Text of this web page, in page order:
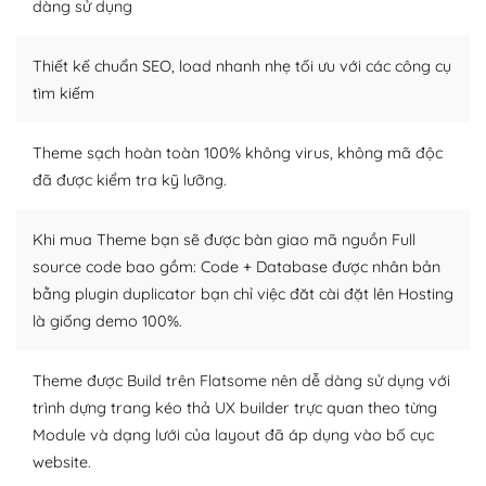
– Sở hữu một cộng đồng lớn, sẵn sàng hỗ trợ
người cuồng tín WordPress.
kiếm những cộng đồng WordPress, họ sẽ giúp bạn trả
lời, giải đáp vấn đề của bạn.
Cộng đồng sử dụng WordPress sẵn sàng hỗ trợ bạn
Plugin mở rộng là thành phần cài đặt thêm vào
WordPress để tăng thêm các tính năng cần thiết. Có
nhiều plugin trả phí hoặc miễn phí.
dàng sử dụng
Thiết kế chuẩn SEO, load nhanh nhẹ tối ưu với các công cụ
tìm kiếm
Theme sạch hoàn toàn 100% không virus, không mã độc
đã được kiểm tra kỹ lưỡng.
Khi mua Theme bạn sẽ được bàn giao mã nguồn Full
source code bao gồm: Code + Database được nhân bản
bằng plugin duplicator bạn chỉ việc đăt cài đặt lên Hosting
là giống demo 100%.
Theme được Build trên Flatsome nên dễ dàng sử dụng với
trình dựng trang kéo thả UX builder trực quan theo từng
Module và dạng lưới của layout đã áp dụng vào bố cục
website.